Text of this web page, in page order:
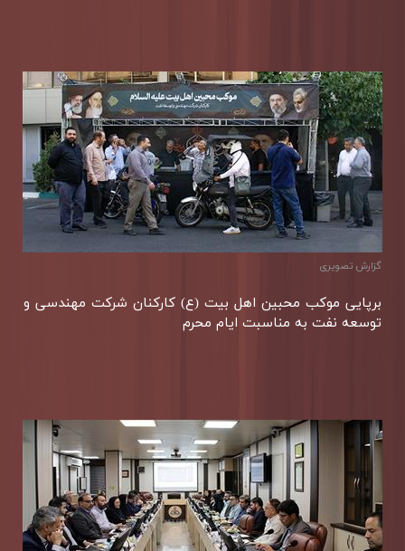
گزارش تصويری
برپایی موكب محبین اهل بیت (ع) كاركنان شركت مهندسی و
توسعه نفت به مناسبت ایام محرم